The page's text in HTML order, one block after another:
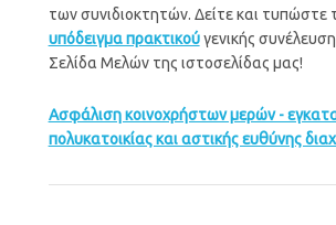
των συνιδιοκτητών. Δείτε και τυπώστε
υπόδειγμα πρακτικούγενικής
Σελίδα Μελών της ιστοσελίδας μας!
Ασφάλιση κοινοχρήστων μερών -
πολυκατοικίας και αστικής ευθύνης